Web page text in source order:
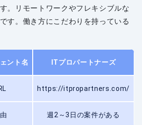
。リモートワークやフレキシブルな
す。働き方にこだわりを持っている
ント名 ITプロパートナーズ
https://itpropartners.com/
週2～3日の案件がある